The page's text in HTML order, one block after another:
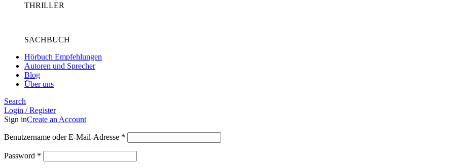
THRILLER
SACHBUCH
Hörbuch Empfehlungen
Autoren und Sprecher
Blog
Über uns
Search
Login / Register
Sign inCreate an Account
Benutzername oder E-Mail-Adresse *
Password *